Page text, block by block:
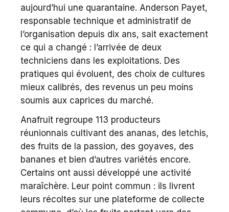
aujourd’hui une quarantaine. Anderson Payet,
responsable technique et administratif de
l’organisation depuis dix ans, sait exactement
ce qui a changé : l’arrivée de deux
techniciens dans les exploitations. Des
pratiques qui évoluent, des choix de cultures
mieux calibrés, des revenus un peu moins
soumis aux caprices du marché.
Anafruit regroupe 113 producteurs
réunionnais cultivant des ananas, des letchis,
des fruits de la passion, des goyaves, des
bananes et bien d’autres variétés encore.
Certains ont aussi développé une activité
maraîchère. Leur point commun : ils livrent
leurs récoltes sur une plateforme de collecte